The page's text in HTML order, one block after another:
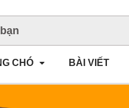
CHÓ BÀI VIẾT